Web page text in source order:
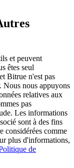
de copy
et peuvent
êtes seul
Bitrue n'est pas
Nous nous appuyons
relatives aux
pas
Les informations
sont à des fins
considérées comme
plus d'informations,
de